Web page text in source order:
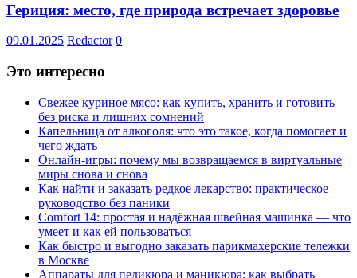
Гериция: место, где природа встречает здоровье
09.01.2025 Redactor 0
Это интересно
Свежее куриное мясо: как купить, хранить и готовить
без риска и лишних сомнений
Капельница от алкоголя: что это такое, когда помогает и
чего ждать
Онлайн-игры: почему мы возвращаемся в виртуальные
миры снова и снова
Как найти и заказать редкое лекарство: практическое
руководство без паники
Comfort 14: простая и надёжная швейная машинка — что
умеет и как ей пользоваться
Как быстро и выгодно заказать парикмахерские тележки
в Москве
Аппараты для педикюра и маникюра: как выбрать